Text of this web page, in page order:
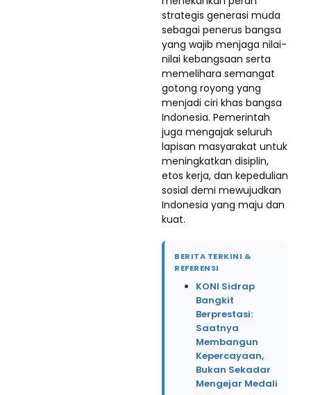
strategis generasi muda
sebagai penerus bangsa
yang wajib menjaga nilai-
nilai kebangsaan serta
memelihara semangat
gotong royong yang
menjadi ciri khas bangsa
Indonesia. Pemerintah
juga mengajak seluruh
lapisan masyarakat untuk
meningkatkan disiplin,
etos kerja, dan kepedulian
sosial demi mewujudkan
Indonesia yang maju dan
kuat.
BERITA TERKINI &
REFERENSI
KONI Sidrap
Bangkit
Berprestasi:
Saatnya
Membangun
Kepercayaan,
Bukan Sekadar
Mengejar Medali